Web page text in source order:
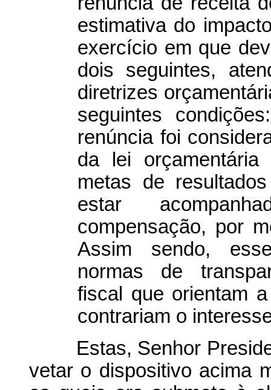
estimativa do
exercício em que
dois seguintes,
diretrizes
seguintes
renúncia foi
da lei
metas de
estar
compensação, por
Assim sendo,
normas de
fiscal que orientam
contrariam o
Estas, Senhor
vetar o dispositivo acima